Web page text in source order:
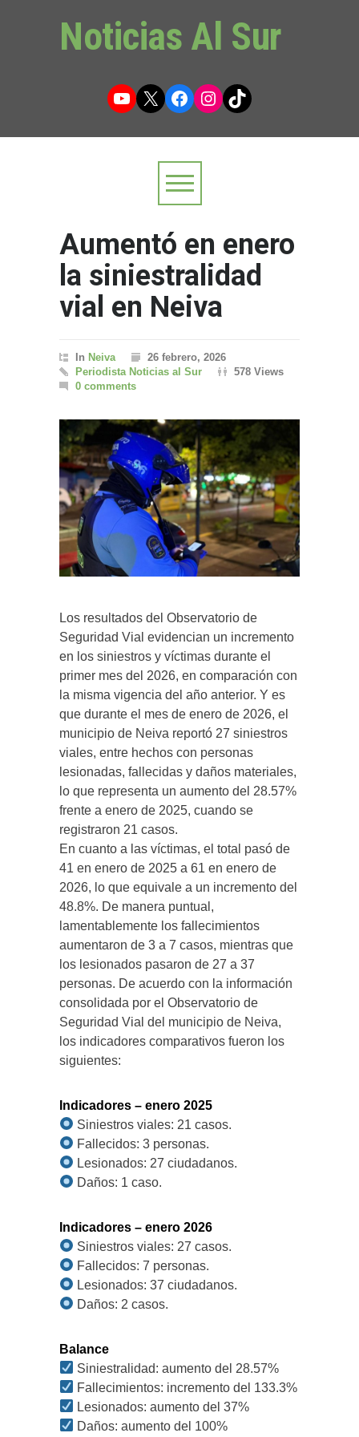
Noticias Al Sur
YouTube
X Facebook
Instagram
TikTok
Aumentó en enero
la siniestralidad
vial en Neiva
In Neiva
26 febrero, 2026
Periodista Noticias al Sur
578 Views
0 comments
Los resultados del Observatorio de
Seguridad Vial evidencian un incremento
en los siniestros y víctimas durante el
primer mes del 2026, en comparación con
la misma vigencia del año anterior. Y es
que durante el mes de enero de 2026, el
municipio de Neiva reportó 27 siniestros
viales, entre hechos con personas
lesionadas, fallecidas y daños materiales,
lo que representa un aumento del 28.57%
frente a enero de 2025, cuando se
registraron 21 casos.
En cuanto a las víctimas, el total pasó de
41 en enero de 2025 a 61 en enero de
2026, lo que equivale a un incremento del
48.8%. De manera puntual,
lamentablemente los fallecimientos
aumentaron de 3 a 7 casos, mientras que
los lesionados pasaron de 27 a 37
personas. De acuerdo con la información
consolidada por el Observatorio de
Seguridad Vial del municipio de Neiva,
los indicadores comparativos fueron los
siguientes:
Indicadores – enero 2025
Siniestros viales: 21 casos.
Fallecidos: 3 personas.
Lesionados: 27 ciudadanos.
Daños: 1 caso.
Indicadores – enero 2026
Siniestros viales: 27 casos.
Fallecidos: 7 personas.
Lesionados: 37 ciudadanos.
Daños: 2 casos.
Balance
Siniestralidad: aumento del 28.57%
Fallecimientos: incremento del 133.3%
Lesionados: aumento del 37%
Daños: aumento del 100%